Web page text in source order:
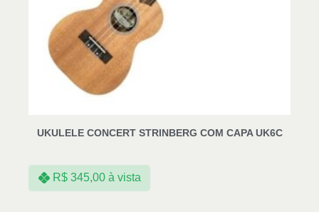
UKULELE CONCERT STRINBERG COM CAPA UK6C
R$345,00 à vista